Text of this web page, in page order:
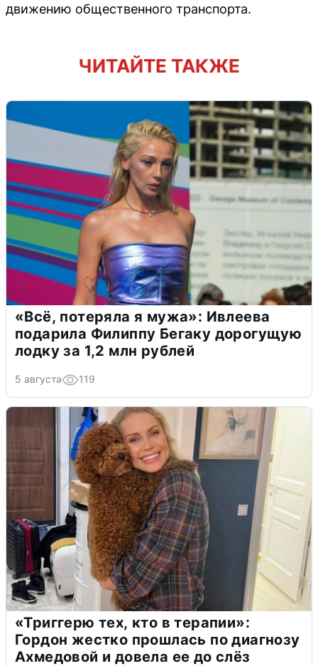
движению общественного транспорта.
ЧИТАЙТЕ ТАКЖЕ
«Всё, потеряла я мужа»: Ивлеева
подарила Филиппу Бегаку дорогущую
лодку за 1,2 млн рублей
5 августа 119
«Триггерю тех, кто в терапии»:
Гордон жестко прошлась по диагнозу
Ахмедовой и довела ее до слёз